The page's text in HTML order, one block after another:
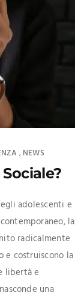
, NEWS
adolescenti e
la
radicalmente
e costruiscono la
libertà e
una